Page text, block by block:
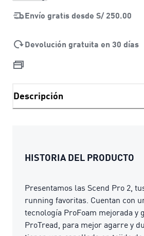
Envío gratis desde S/ 250.00
Devolución gratuita en 30 días
Descripción
HISTORIA DEL PRODUCTO
Presentamos las Scend Pro 2,
running favoritas. Cuentan con
tecnología ProFoam mejorada y
ProTread, para mejor agarre y